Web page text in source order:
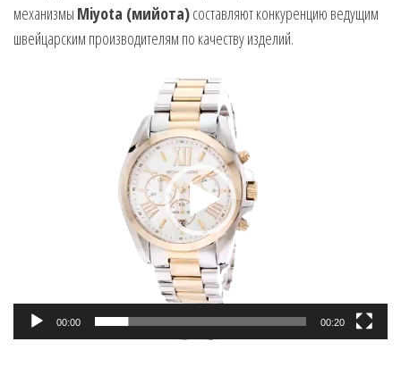
механизмы Miyota (мийота)составляют конкуренцию ведущим
швейцарским производителям по качеству изделий.
00:00 00:20